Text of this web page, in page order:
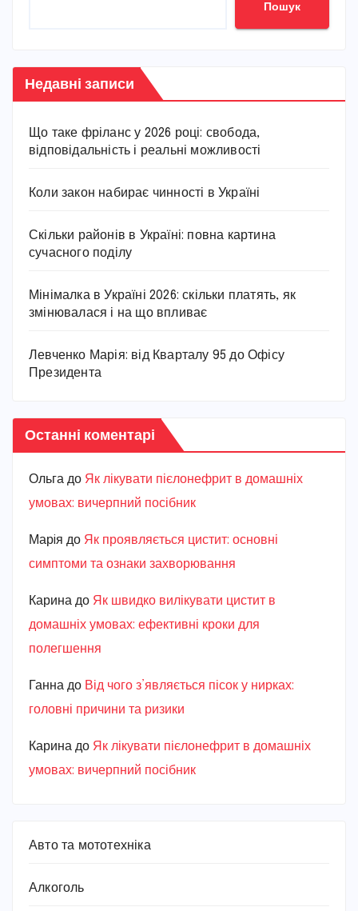
Пошук
Недавні записи
Що таке фріланс у 2026 році: свобода,
відповідальність і реальні можливості
Коли закон набирає чинності в Україні
Скільки районів в Україні: повна картина
сучасного поділу
Мінімалка в Україні 2026: скільки платять, як
змінювалася і на що впливає
Левченко Марія: від Кварталу 95 до Офісу
Президента
Останні коментарі
Ольга до Як лікувати пієлонефрит в домашніх
умовах: вичерпний посібник
Марiя до Як проявляється цистит: основні
симптоми та ознаки захворювання
Карина до Як швидко вилікувати цистит в
домашніх умовах: ефективні кроки для
полегшення
Ганна до Від чого з’являється пісок у нирках:
головні причини та ризики
Карина до Як лікувати пієлонефрит в домашніх
умовах: вичерпний посібник
Авто та мототехніка
Алкоголь